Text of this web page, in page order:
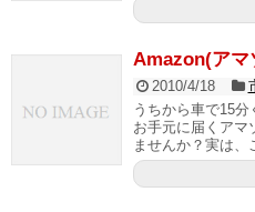
Amazon(アマ
2010/4/18
うちから車で15
お手元に届くアマ
ませんか？実は、